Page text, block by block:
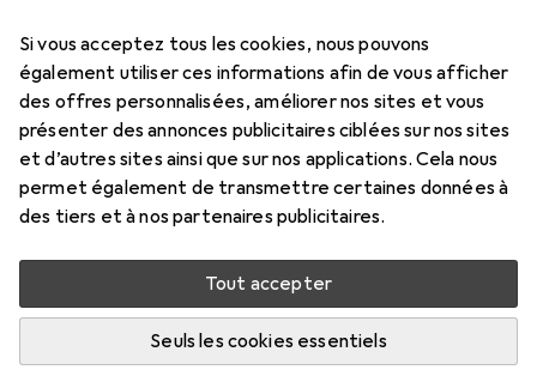
Si vous acceptez tous les cookies, nous pouvons
également utiliser ces informations afin de vous afficher
des offres personnalisées, améliorer nos sites et vous
présenter des annonces publicitaires ciblées sur nos sites
et d’autres sites ainsi que sur nos applications. Cela nous
permet également de transmettre certaines données à
des tiers et à nos partenaires publicitaires.
Tout accepter
Seuls les cookies essentiels
Prix en EUR TVA incl.
Évaluations Marque
Plus de produits Stimul8
M'informer si le produit est disponible plus tôt